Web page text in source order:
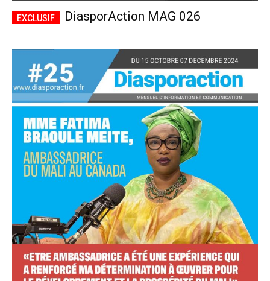
Accès complet
$22 / anplaceholder text
Tous les articles
Annonces
ANNUEL MENSUEL
CHOISIR LE FORFAIT
DiasporAction MAG 026